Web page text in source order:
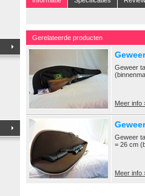
Gerelateerde producten
Geweer
Meer info
Geweer
= 26 cm
Meer info